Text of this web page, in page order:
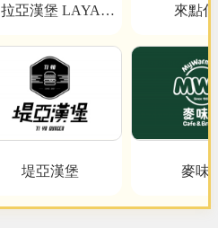
拉亞漢堡 LAYA
堤亞漢堡
來點
麥味